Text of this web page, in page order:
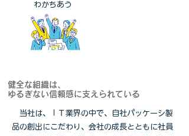
わかちあう
健全な組織は、
ゆるぎない信頼感に支えられている
当社は、ＩＴ業界の中で、自社パッケーシ製
品の創出にこだわり、会社の成長とともに社員